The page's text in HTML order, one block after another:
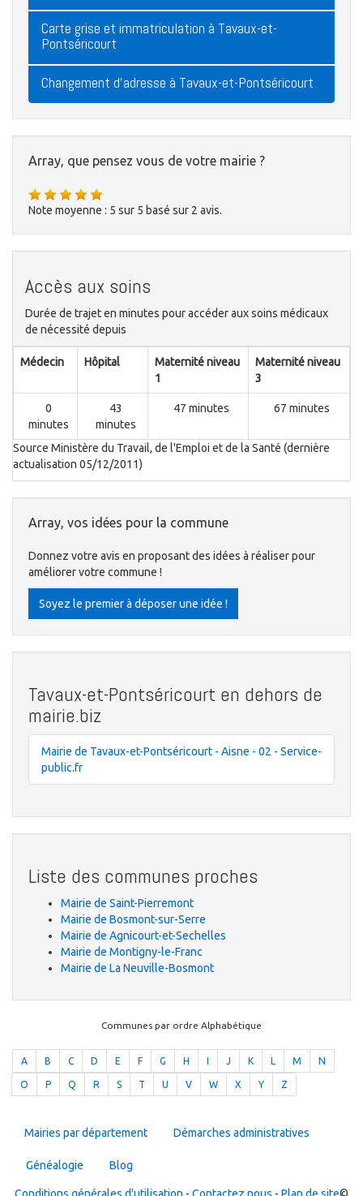
Carte grise et immatriculation à Tavaux-et-
Pontséricourt
Changement d'adresse à Tavaux-et-Pontséricourt
Array, que pensez vous de votre mairie ?
Note moyenne : 5 sur 5 basé sur 2 avis.
Accès aux soins
Durée de trajet en minutes pour accéder aux soins médicaux
de nécessité depuis
Médecin Hôpital
Maternité niveau
1
Maternité niveau
3
0
minutes
43
minutes
47 minutes 67 minutes
Source Ministère du Travail, de l'Emploi et de la Santé (dernière
actualisation 05/12/2011)
Array, vos idées pour la commune
Donnez votre avis en proposant des idées à réaliser pour
améliorer votre commune !
Soyez le premier à déposer une idée !
Tavaux-et-Pontséricourt en dehors de
mairie.biz
Mairie de Tavaux-et-Pontséricourt - Aisne - 02 - Service-
public.fr
Liste des communes proches
Mairie de Saint-Pierremont
Mairie de Bosmont-sur-Serre
Mairie de Agnicourt-et-Sechelles
Mairie de Montigny-le-Franc
Mairie de La Neuville-Bosmont
Communes par ordre Alphabétique
A B C D E F G H J K L M N
O P Q R S T U V W X Y Z
Mairies par département Démarches administratives
Généalogie Blog